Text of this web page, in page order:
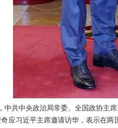
中共中央政治局常委、全国政协主
应习近平主席邀请访华，表示在